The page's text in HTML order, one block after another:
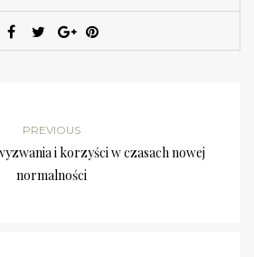
PREVIOUS
i korzyści w czasach nowej
normalności